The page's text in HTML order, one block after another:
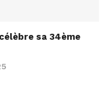
sa 34ème